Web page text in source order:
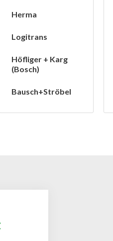
Herma
Logitrans
Höfliger + Karg
(Bosch)
Bausch+Ströbel